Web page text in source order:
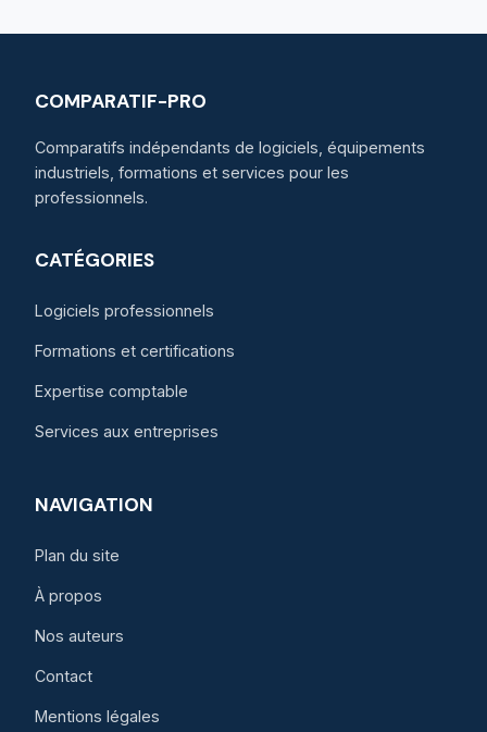
COMPARATIF-PRO
Comparatifs indépendants de logiciels, équipements
industriels, formations et services pour les
professionnels.
CATÉGORIES
Logiciels professionnels
Formations et certifications
Expertise comptable
Services aux entreprises
NAVIGATION
Plan du site
À propos
Nos auteurs
Contact
Mentions légales